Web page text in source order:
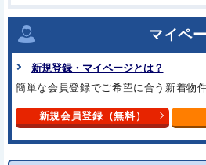
マイペ
新規登録・マイページとは？
簡単な会員登録でご希望に合う 新着物
新規会員登録（無料）